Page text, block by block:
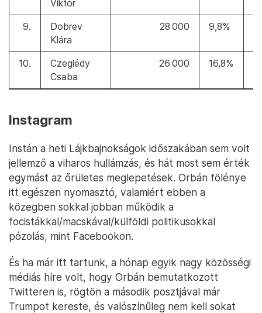
Viktor
9.
Dobrev
Klára
28 000 9,8%
10.
Czeglédy
Csaba
26 000 16,8%
Instagram
Instán a heti Lájkbajnokságok időszakában sem volt
jellemző a viharos hullámzás, és hát most sem érték
egymást az őrületes meglepetések. Orbán fölénye
itt egészen nyomasztó, valamiért ebben a
közegben sokkal jobban működik a
focistákkal/macskával/külföldi politikusokkal
pózolás, mint Facebookon.
És ha már itt tartunk, a hónap egyik nagy közösségi
médiás híre volt, hogy Orbán bemutatkozott
Twitteren is, rögtön a második posztjával már
Trumpot kereste, és valószínűleg nem kell sokat